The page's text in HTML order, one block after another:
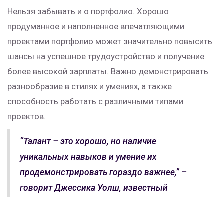
Нельзя забывать и о портфолио. Хорошо
продуманное и наполненное впечатляющими
проектами портфолио может значительно повысить
шансы на успешное трудоустройство и получение
более высокой зарплаты. Важно демонстрировать
разнообразие в стилях и умениях, а также
способность работать с различными типами
проектов.
“Талант – это хорошо, но наличие
уникальных навыков и умение их
продемонстрировать гораздо важнее,” –
говорит Джессика Уолш, известный